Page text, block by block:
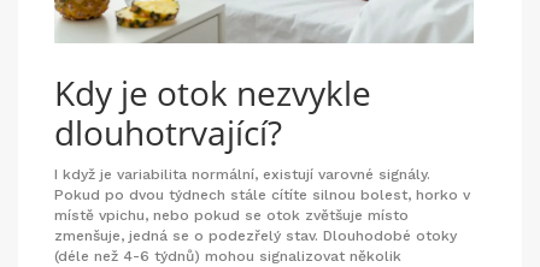
Kdy je otok nezvykle
dlouhotrvající?
I když je variabilita normální, existují varovné signály.
Pokud po dvou týdnech stále cítíte silnou bolest, horko v
místě vpichu, nebo pokud se otok zvětšuje místo
zmenšuje, jedná se o podezřelý stav. Dlouhodobé otoky
(déle než 4-6 týdnů) mohou signalizovat několik